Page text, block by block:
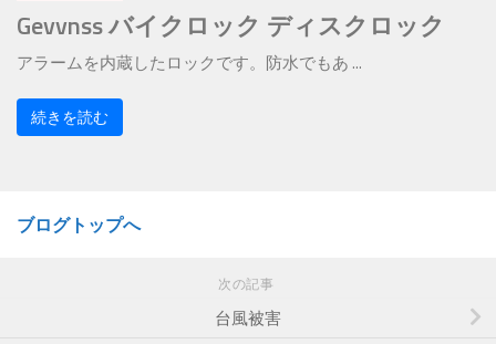
Gevvnss バイクロック ディスクロック
アラームを内蔵したロックです。防水でもあ ...
続きを読む
ブログトップへ
次の記事
台風被害